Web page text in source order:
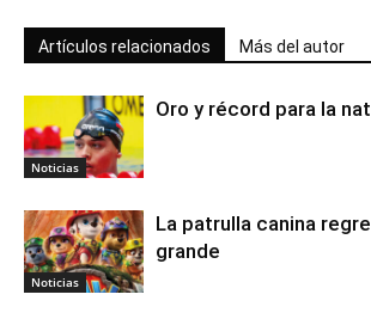
Artículos relacionados Más del autor
Noticias
Oro y récord para la
Noticias
La patrulla canina
grande